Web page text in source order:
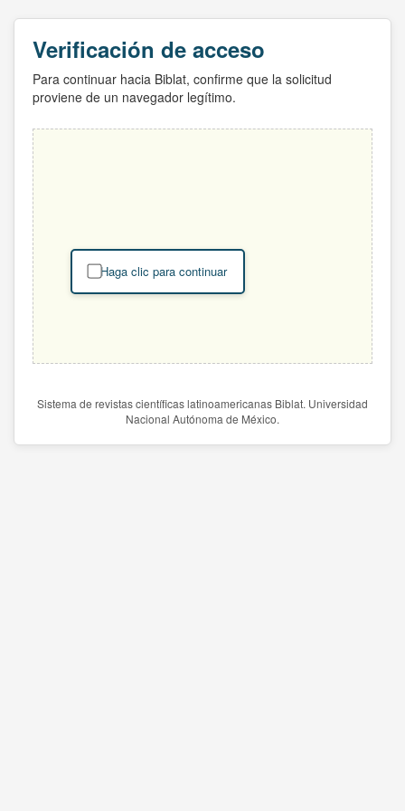
Verificación de acceso
Para continuar hacia Biblat, confirme que la solicitud
proviene de un navegador legítimo.
Haga clic para continuar
Sistema de revistas científicas latinoamericanas Biblat. Universidad
Nacional Autónoma de México.